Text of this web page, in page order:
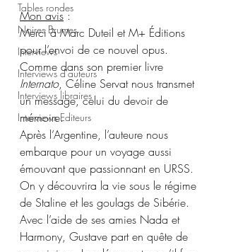
Tables rondes
Noires Brumes
Interviews
Interviews d'auteurs
Interviews libraires
Interviews Editeurs
Mon avis :
Merci à Marc Duteil et M+ Éditions
pour l’envoi de ce nouvel opus.
Comme dans son premier livre
Internato, Céline Servat nous transmet
un message, celui du devoir de
mémoire.
Après l’Argentine, l’auteure nous
embarque pour un voyage aussi
émouvant que passionnant en URSS.
On y découvrira la vie sous le régime
de Staline et les goulags de Sibérie.
Avec l’aide de ses amies Nada et
Harmony, Gustave part en quête de